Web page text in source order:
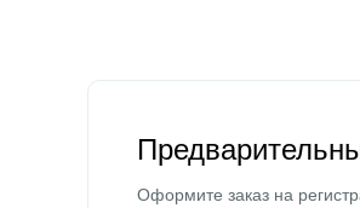
Оформите заказ на